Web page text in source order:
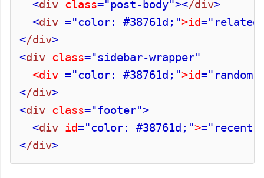
<div class="post-body"></div>
<div ="color: #38761d;">id
</div>
<div class="sidebar-wrapper"
<div ="color: #38761d;">id
</div>
<div class="footer">
<div id="color: #38761d;">="recent-
</div>